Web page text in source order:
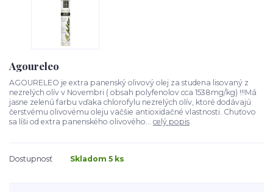
Agoureleo
AGOURELEO je extra panenský olivový olej za studena lisovaný z
nezrelých olív v Novembri ( obsah polyfenolov cca 1538mg/kg) !!!Má
jasne zelenú farbu vďaka chlorofylu nezrelých olív, ktoré dodávajú
čerstvému olivovému oleju väčšie antioxidačné vlastnosti. Chuťovo
sa líši od extra panenského olivového... celý popis
Dostupnosť Skladom 5 ks